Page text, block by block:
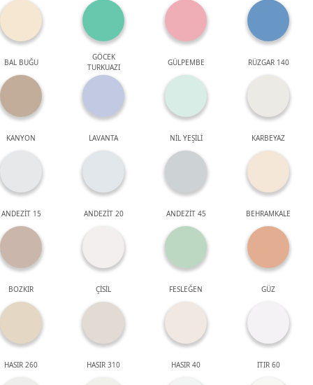
BAL BUĞU
GÖCEK
TURKUAZI
GÜLPEMBE RÜZGAR 140
KANYON LAVANTA NİL YEŞİLİ KARBEYAZ
ANDEZİT 15 ANDEZİT 20 ANDEZİT 45 BEHRAMKALE
BOZKIR ÇİSİL FESLEĞEN GÜZ
HASIR 260 HASIR 310 HASIR 40 ITIR 60